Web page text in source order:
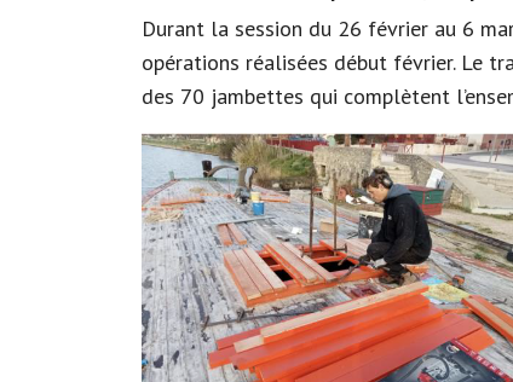
Durant la session du 26 février au 6
opérations réalisées début février. Le
des 70 jambettes qui complètent